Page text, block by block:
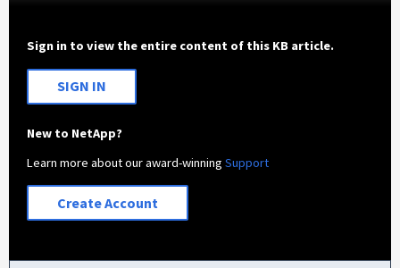
Sign in to view the entire content of this KB article.
SIGN IN
New to NetApp?
Learn more about our award-winningSupport
Create Account